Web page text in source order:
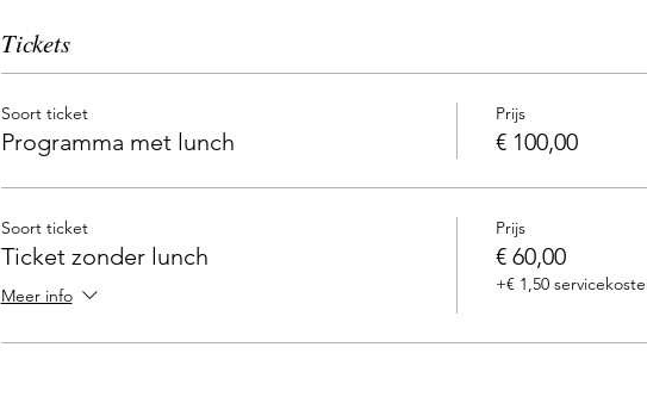
Tickets
Soort ticket
Programma met lunch
Prijs
€ 100,00
Soort ticket
Ticket zonder lunch
Meer info
Prijs
€ 60,00
+€ 1,50